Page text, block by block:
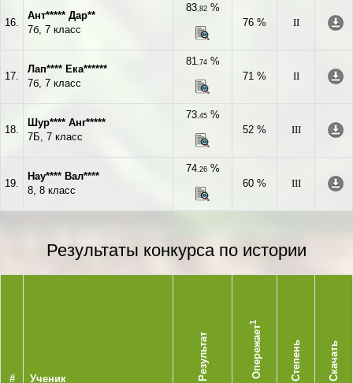
16.
Ант***** Дар**
7б, 7 класс
83,82%
76 %
II
17.
Лап**** Ека******
7б, 7 класс
81,74%
71 %
II
18.
Шур**** Анг*****
7Б, 7 класс
73,45%
52 %
III
19.
Нау**** Вал****
8, 8 класс
74,26%
60 %
III
Результаты конкурса по истории
# Ученик Результат Опережает
1
Степень Скачать